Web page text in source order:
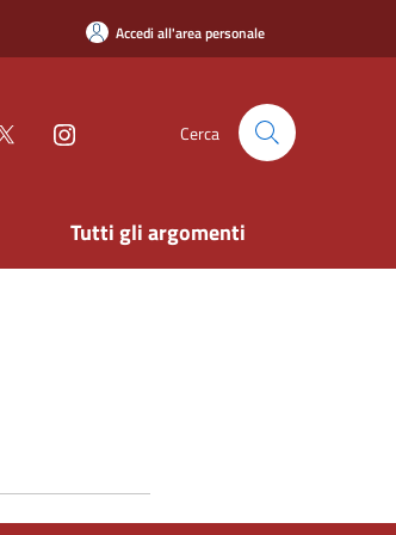
Accedi all'area personale
Cerca
Tutti gli argomenti